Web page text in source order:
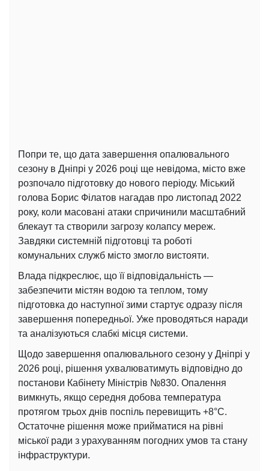
Попри те, що дата завершення опалювального
сезону в Дніпрі у 2026 році ще невідома, місто вже
розпочало підготовку до нового періоду. Міський
голова Борис Філатов нагадав про листопад 2022
року, коли масовані атаки спричинили масштабний
блекаут та створили загрозу колапсу мереж.
Завдяки системній підготовці та роботі
комунальних служб місто змогло вистояти.
Влада підкреслює, що її відповідальність —
забезпечити містян водою та теплом, тому
підготовка до наступної зими стартує одразу після
завершення попередньої. Уже проводяться наради
та аналізуються слабкі місця системи.
Щодо завершення опалювального сезону у Дніпрі у
2026 році, рішення ухвалюватимуть відповідно до
постанови Кабінету Міністрів №830. Опалення
вимкнуть, якщо середня добова температура
протягом трьох днів поспіль перевищить +8°C.
Остаточне рішення може прийматися на рівні
міської ради з урахуванням погодних умов та стану
інфраструктури.